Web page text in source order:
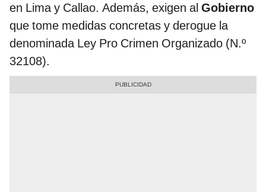
en Lima y Callao. Además, exigen al Gobierno
que tome medidas concretas y derogue la
denominada Ley Pro Crimen Organizado (N.º
32108).